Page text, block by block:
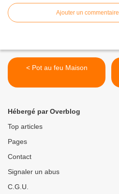
Ajouter un commentaire
< Pot au feu Maison
Hébergé par Overblog
Top articles
Pages
Contact
Signaler un abus
C.G.U.